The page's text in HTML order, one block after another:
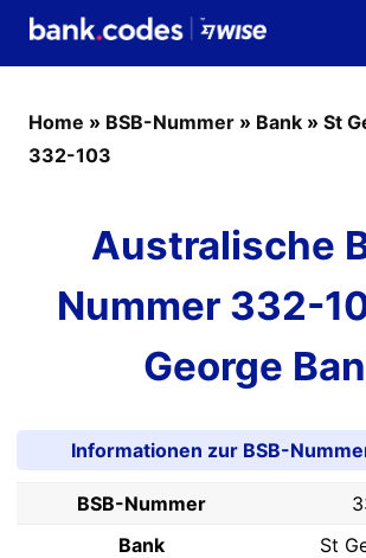
Home » BSB-Nummer » Bank » St
332-103
Australische
Nummer 332-
George
Informationen zur BSB-
BSB-Nummer
Bank
St